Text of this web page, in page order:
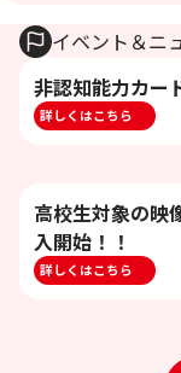
イベント＆ニ
非認知能力カー
詳しくはこちら
高校生対象の映
入開始！！
詳しくはこちら